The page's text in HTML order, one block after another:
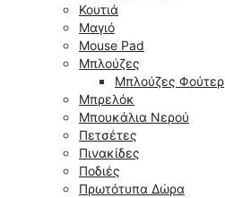
Κουτιά
Μαγιό
Mouse Pad
Μπλούζες
Μπλούζες Φούτερ
Μπρελόκ
Μπουκάλια Νερού
Πετσέτες
Πινακίδες
Ποδιές
Πρωτότυπα Δώρα